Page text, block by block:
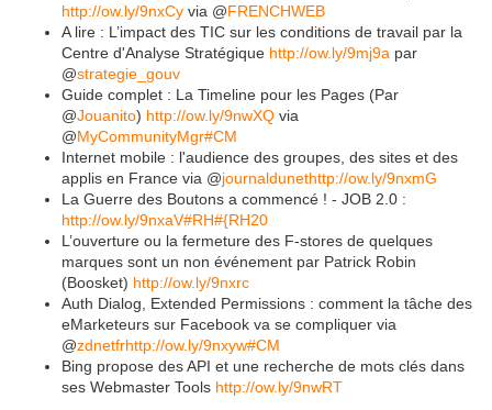
http://ow.ly/9nxCy via @FRENCHWEB
A lire : L’impact des TIC sur les conditions de travail par la
Centre d'Analyse Stratégique http://ow.ly/9mj9a par
@strategie_gouv
Guide complet : La Timeline pour les Pages (Par
@Jouanito) http://ow.ly/9nwXQ via
@MyCommunityMgr#CM
Internet mobile : l'audience des groupes, des sites et des
applis en France via @journaldunethttp://ow.ly/9nxmG
La Guerre des Boutons a commencé ! - JOB 2.0 :
http://ow.ly/9nxaV#RH#{RH20
L’ouverture ou la fermeture des F-stores de quelques
marques sont un non événement par Patrick Robin
(Boosket) http://ow.ly/9nxrc
Auth Dialog, Extended Permissions : comment la tâche des
eMarketeurs sur Facebook va se compliquer via
@zdnetfrhttp://ow.ly/9nxyw#CM
Bing propose des API et une recherche de mots clés dans
ses Webmaster Tools http://ow.ly/9nwRT